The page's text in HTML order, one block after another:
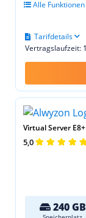
Alle Funktionen
Vertragslaufzeit:
Tarifdetails
Virtual Server
5,0
240 GB